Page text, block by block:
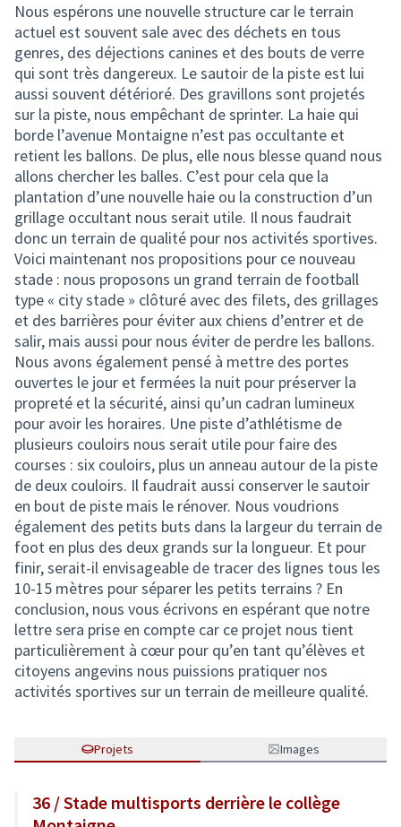
Nous espérons une nouvelle structure car le terrain
actuel est souvent sale avec des déchets en tous
genres, des déjections canines et des bouts de verre
qui sont très dangereux. Le sautoir de la piste est lui
aussi souvent détérioré. Des gravillons sont projetés
sur la piste, nous empêchant de sprinter. La haie qui
borde l’avenue Montaigne n’est pas occultante et
retient les ballons. De plus, elle nous blesse quand nous
allons chercher les balles. C’est pour cela que la
plantation d’une nouvelle haie ou la construction d’un
grillage occultant nous serait utile. Il nous faudrait
donc un terrain de qualité pour nos activités sportives.
Voici maintenant nos propositions pour ce nouveau
stade : nous proposons un grand terrain de football
type « city stade » clôturé avec des filets, des grillages
et des barrières pour éviter aux chiens d’entrer et de
salir, mais aussi pour nous éviter de perdre les ballons.
Nous avons également pensé à mettre des portes
ouvertes le jour et fermées la nuit pour préserver la
propreté et la sécurité, ainsi qu’un cadran lumineux
pour avoir les horaires. Une piste d’athlétisme de
plusieurs couloirs nous serait utile pour faire des
courses : six couloirs, plus un anneau autour de la piste
de deux couloirs. Il faudrait aussi conserver le sautoir
en bout de piste mais le rénover. Nous voudrions
également des petits buts dans la largeur du terrain de
foot en plus des deux grands sur la longueur. Et pour
finir, serait-il envisageable de tracer des lignes tous les
10-15 mètres pour séparer les petits terrains ? En
conclusion, nous vous écrivons en espérant que notre
lettre sera prise en compte car ce projet nous tient
particulièrement à cœur pour qu’en tant qu’élèves et
citoyens angevins nous puissions pratiquer nos
activités sportives sur un terrain de meilleure qualité.
Projets Images
36 / Stade multisports derrière le collège